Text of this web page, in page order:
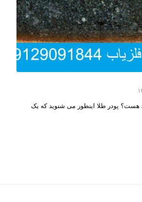
هست؟ پودر طلا اینطور می شنوید که یک